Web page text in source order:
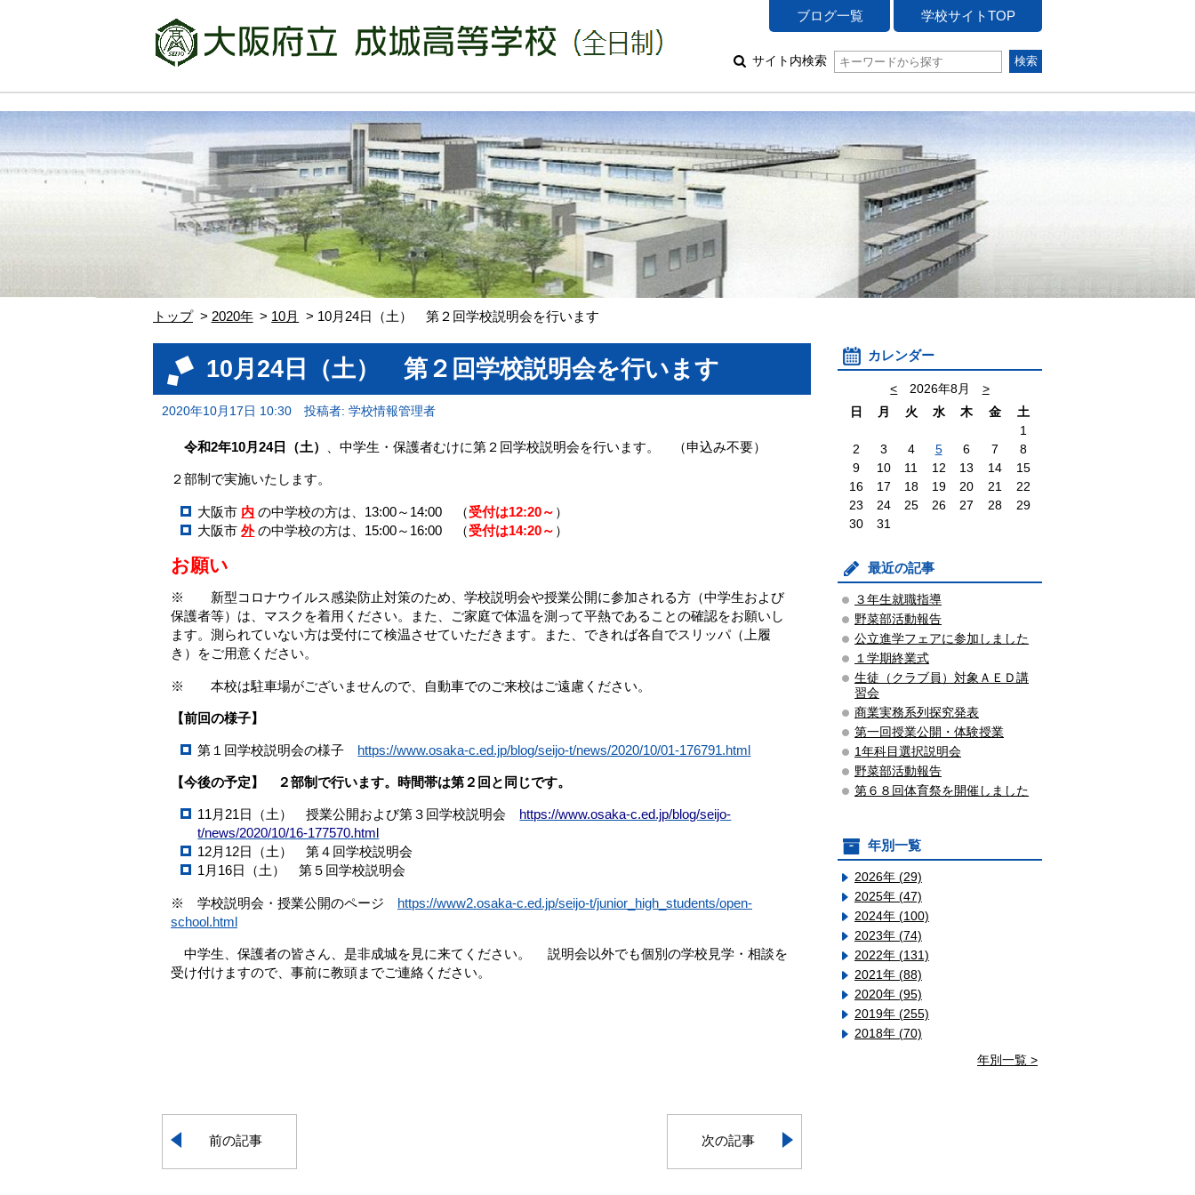
ブログ一覧 学校サイトTOP
サイト内検索
トップ 2020年 10月 10月24日（土） 第２回学校説明会を行います
10月24日（土） 第２回学校説明会を行います
2020年10月17日 10:30 投稿者: 学校情報管理者
令和2年10月24日（土） 、中学生・保護者むけに第２回学校説明会を行います。 （申込み不要）
２部制で実施いたします。
大阪市 内 の中学校の方は、13:00～14:00 （受付は12:20～ ）
大阪市外の中学校の方は、15:00～16:00 （受付は14:20～ ）
お願い
※ 新型コロナウイルス感染防止対策のため、学校説明会や授業公開に参加される方（中学生および
保護者等）は、マスクを着用ください。また、ご家庭で体温を測って平熱であることの確認をお願いし
ます。測られていない方は受付にて検温させていただきます。また、できれば各自でスリッパ（上履
き）をご用意ください。
※ 本校は駐車場がございませんので、自動車でのご来校はご遠慮ください。
【前回の様子】
第１回学校説明会の様子 https://www.osaka-c.ed.jp/blog/seijo-t/news/2020/10/01-176791.html
【今後の予定】 ２部制で行います。時間帯は第２回と同じです。
11月21日（土） 授業公開および第３回学校説明会 https://www.osaka-c.ed.jp/blog/seijo-
t/news/2020/10/16-177570.html
12月12日（土） 第４回学校説明会
1月16日（土） 第５回学校説明会
※ 学校説明会・授業公開のページ https://www2.osaka-c.ed.jp/seijo-t/junior_high_students/open-
school.html
中学生、保護者の皆さん、是非成城を見に来てください。 説明会以外でも個別の学校見学・相談を
受け付けますので、事前に教頭までご連絡ください。
前の記事 次の記事
カレンダー
< 2026年8月
>
日
月 火 水 木 金
土
1
2
3 4 5 6 7
8
9
10 11 12 13 14
15
16
17 18 19 20 21
22
23
24 25 26 27 28
29
30
31
最近の記事
３年生就職指導
野菜部活動報告
公立進学フェアに参加しました
１学期終業式
生徒（クラブ員）対象ＡＥＤ講
習会
商業実務系列探究発表
第一回授業公開・体験授業
1年科目選択説明会
野菜部活動報告
第６８回体育祭を開催しました
年別一覧
2026年 (29)
2025年 (47)
2024年 (100)
2023年 (74)
2022年 (131)
2021年 (88)
2020年 (95)
2019年 (255)
2018年 (70)
年別一覧 >